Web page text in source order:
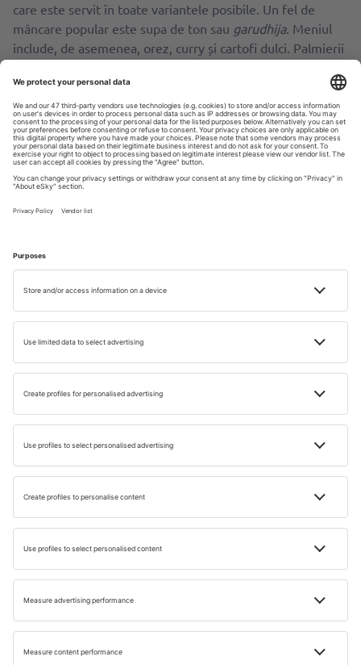
care este servit ȋn toate variantele posibile. Un fel de
mâncare popular este supa de ton sau garudhija. Meniul
include, de asemenea, orez, curry și cartofi dulci. Palmierii
cocos, iar dulceața de mango, portocale, banane sau
ananas te va cuceri de la prima gustare. Maldive este o
țară musulmană. Alcoolul poate fi consumat în restaurant,
dar nu poate fi adus sau luat de pe insule.
Cu siguranță, una dintre experienţele interesante de care
ȋţi vei aminti mult timp este un prânz sau o cină la
palpitantă dacă nu vrei să faci scufundări. Un loc
binecunoscut pe harta culinară a insulelor este
restaurantul Ithaa din stațiunea Conrad Maldives Rangali
Island (Atolul Ari). Este un loc intim care găzduiește un
număr mic de clienți în același timp.
vacanță de iarnă reușită. Destinația exotică te va ajuta să
te relaxezi și să-ţi petreci timpul în mod activ ȋn mijlocul
naturii, departe de mulţimile de turişti. Nu ezita să rezervi